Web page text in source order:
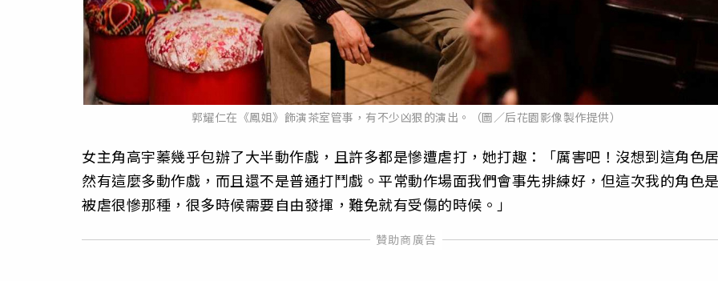
郭耀仁在《鳳姐》飾演茶室管事，有不少凶狠的演出。（圖／后花園影像製作提供）
女主角高宇蓁幾乎包辦了大半動作戲，且許多都是慘遭虐打，她打趣：「厲害吧！沒想到這角色
然有這麼多動作戲，而且還不是普通打鬥戲。平常動作場面我們會事先排練好，但這次我的角色
被虐很慘那種，很多時候需要自由發揮，難免就有受傷的時候。」